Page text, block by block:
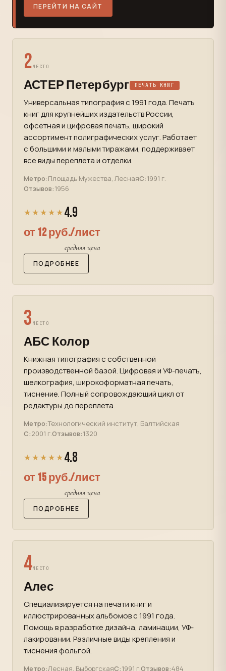
ПЕРЕЙТИ НА САЙТ
2МЕСТО
АСТЕР Петербург ПЕЧАТЬ КНИГ
Универсальная типография с 1991 года. Печать
книг для крупнейших издательств России,
офсетная и цифровая печать, широкий
ассортимент полиграфических услуг. Работает
с большими и малыми тиражами, поддерживает
все виды переплета и отделки.
Метро:Площадь Мужества, ЛеснаяС:1991 г.
Отзывов:1956
★★★★★ 4.9
от 12 руб./лист
средняя цена
ПОДРОБНЕЕ
3 МЕСТО
АБС Колор
Книжная типография с собственной
производственной базой. Цифровая и УФ-печать,
шелкография, широкоформатная печать,
тиснение. Полный сопровождающий цикл от
редактуры до переплета.
Метро:Технологический институт, Балтийская
С:2001 г.Отзывов:1320
★★★★★ 4.8
от 15 руб./лист
средняя цена
ПОДРОБНЕЕ
4МЕСТО
Алес
Специализируется на печати книг и
иллюстрированных альбомов с 1991 года.
Помощь в разработке дизайна, ламинации, УФ-
лакировании. Различные виды крепления и
тиснения фольгой.
Метро:Лесная, ВыборгскаяС:1991 г.Отзывов:484